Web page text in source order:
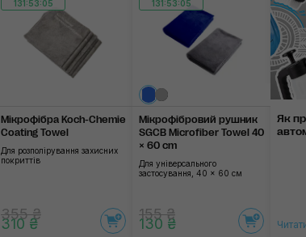
131:53:04
Мікрофібра Koch-Chemie
Coating Towel
Для розполірування захисних
покриттів
355 ₴
310 ₴
131:53:04
Мікрофібровий рушник
SGCB Microfiber Towel 40
× 60 cm
Для універсального
застосування, 40 × 60 см
155 ₴
130 ₴
Як